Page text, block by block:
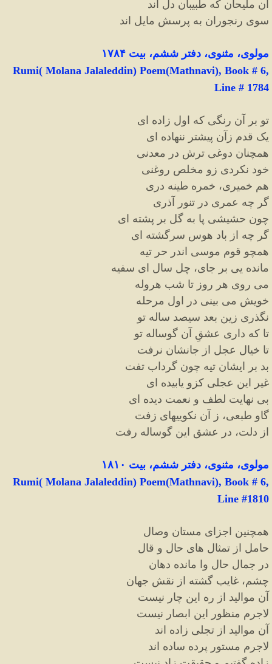
آن ملیحان که طبیبان دل اند
سوی رنجوران به پرسش مایل اند
مولوی، مثنوی، دفتر ششم، بیت ۱۷۸۴
Rumi( Molana Jalaleddin) Poem(Mathnavi), Book # 6,
Line # 1784
تو بر آن رنگی که اول زاده ای
یک قدم زآن پیشتر ننهاده ای
همچنان دوغی ترش در معدنی
خود نکردی زو مخلص روغنی
هم خمیری، خمره طینه دری
گر چه عمری در تنور آذری
چون حشیشی پا به گل بر پشته ای
گر چه از باد هوس سرگشته ای
همچو قوم موسی اندر حر تیه
مانده یی بر جای، چل سال ای سفیه
می روی هر روز تا شب هروله
خویش می بینی در اول مرحله
نگذری زین بعد سیصد ساله تو
تا که داری عشقِ آن گوساله تو
تا خیال عجل از جانشان نرفت
بد بر ایشان تیه چون گرداب تفت
غیر این عجلی کزو یابیده ای
بی نهایت لطف و نعمت دیده ای
گاو طبعی، ز آن نکوییهای زفت
از دلت، در عشق این گوساله رفت
مولوی، مثنوی، دفتر ششم، بیت ۱۸۱۰
Rumi( Molana Jalaleddin) Poem(Mathnavi), Book # 6,
Line #1810
همچنین اجزای مستان وصال
حامل از تمثال های حال و قال
در جمال حال وا مانده دهان
چشم، غایب گشته از نقش جهان
آن موالید از ره این چار نیست
لاجرم منظور این ابصار نیست
آن موالید از تجلی زاده اند
لاجرم مستور پرده ساده اند